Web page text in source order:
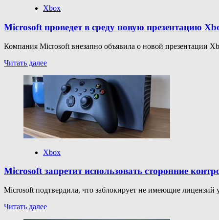
человек
Pass
Xbox
Microsoft проведет в среду новую презентацию
Компания Microsoft внезапно объявила о новой презентации
Читать далееПрочитать
Microsoft
проведет
в
среду
новую
презентацию
по
от
сторонних
Xbox
Microsoft запретит использовать сторонние
Microsoft подтвердила, что заблокирует не имеющие
Читать далееПрочитать